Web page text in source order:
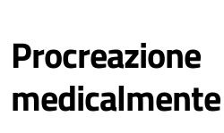
Procreazione